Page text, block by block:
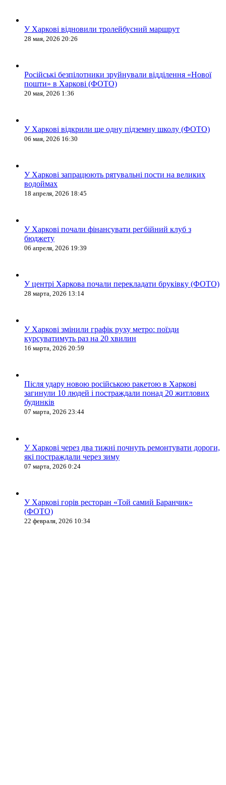
У Харкові відновили тролейбусний маршрут
28 мая, 2026 20:26
Російські безпілотники зруйнували відділення «Нової
пошти» в Харкові (ФОТО)
20 мая, 2026 1:36
У Харкові відкрили ще одну підземну школу (ФОТО)
06 мая, 2026 16:30
У Харкові запрацюють рятувальні пости на великих
водоймах
18 апреля, 2026 18:45
У Харкові почали фінансувати регбійний клуб з
бюджету
06 апреля, 2026 19:39
У центрі Харкова почали перекладати бруківку (ФОТО)
28 марта, 2026 13:14
У Харкові змінили графік руху метро: поїзди
курсуватимуть раз на 20 хвилин
16 марта, 2026 20:59
Після удару новою російською ракетою в Харкові
загинули 10 людей і постраждали понад 20 житлових
будинків
07 марта, 2026 23:44
У Харкові через два тижні почнуть ремонтувати дороги,
які постраждали через зиму
07 марта, 2026 0:24
У Харкові горів ресторан «Той самий Баранчик»
(ФОТО)
22 февраля, 2026 10:34